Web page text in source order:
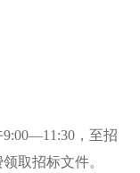
9:00—11:30，至招
取招标文件。